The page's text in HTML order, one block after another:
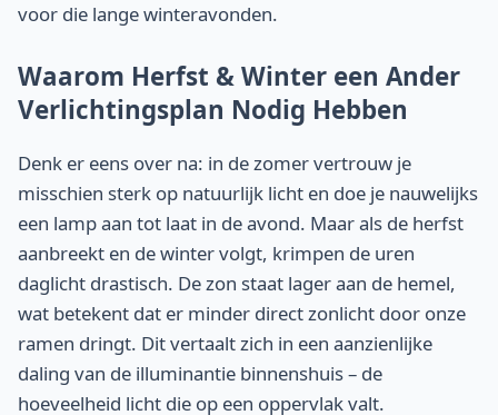
voor die lange winteravonden.
Waarom Herfst & Winter een Ander
Verlichtingsplan Nodig Hebben
Denk er eens over na: in de zomer vertrouw je
misschien sterk op natuurlijk licht en doe je nauwelijks
een lamp aan tot laat in de avond. Maar als de herfst
aanbreekt en de winter volgt, krimpen de uren
daglicht drastisch. De zon staat lager aan de hemel,
wat betekent dat er minder direct zonlicht door onze
ramen dringt. Dit vertaalt zich in een aanzienlijke
daling van de illuminantie binnenshuis – de
hoeveelheid licht die op een oppervlak valt.